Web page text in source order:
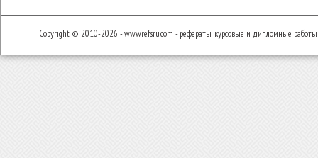
Copyright © 2010-2026 - www.refsru.com - рефераты, курсовые и дипломные работы